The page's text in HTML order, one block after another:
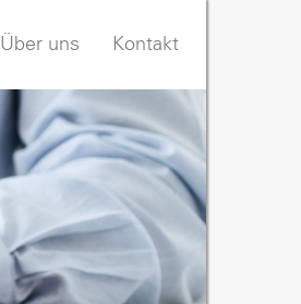
Über uns Kontakt